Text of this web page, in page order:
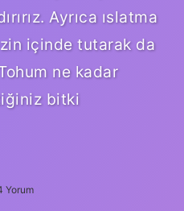
Ayrıca ıslatma
içinde tutarak da
ne kadar
bitki
Yorum